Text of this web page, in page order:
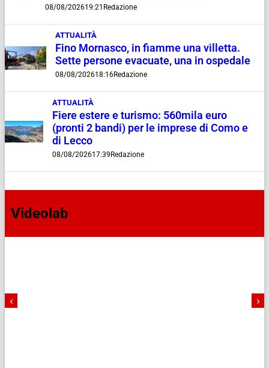
08/08/202619:21 Redazione
ATTUALITÀ
Fino Mornasco, in fiamme una villetta.
Sette persone evacuate, una in ospedale
08/08/202618:16Redazione
ATTUALITÀ
Fiere estere e turismo: 560mila euro
(pronti 2 bandi) per le imprese di Como e
di Lecco
08/08/202617:39 Redazione
Videolab
‹ ›